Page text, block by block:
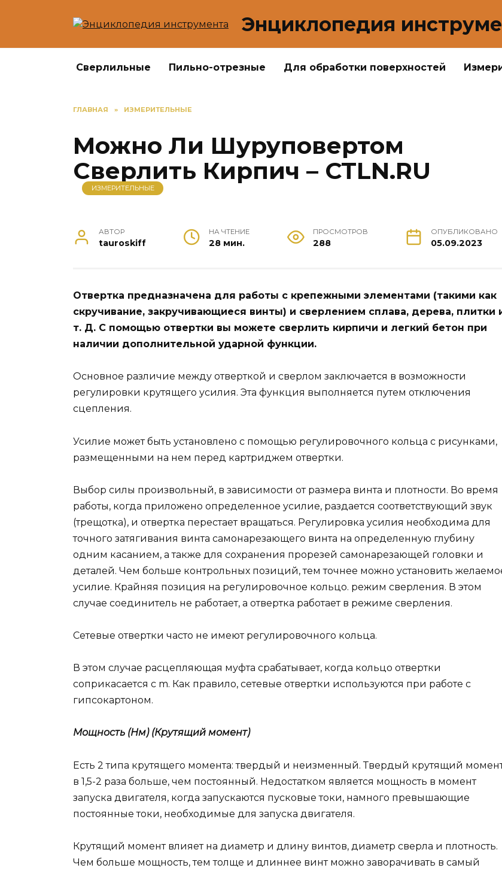
Энциклопедия
Сверлильные Пильно-отрезные Для обработки поверхностей
ГЛАВНАЯ » ИЗМЕРИТЕЛЬНЫЕ
Можно Ли Шуруповертом
Сверлить Кирпич – CTLN.RU
ИЗМЕРИТЕЛЬНЫЕ
АВТОР
tauroskiff
НА ЧТЕНИЕ
28 мин.
ПРОСМОТРОВ
288
ОПУБЛИКОВАНО
05.09.2023
Отвертка предназначена для работы с крепежными элементами (такими как
скручивание, закручивающиеся винты) и сверлением сплава, дерева, плитки
т. Д. С помощью отвертки вы можете сверлить кирпичи и легкий бетон при
наличии дополнительной ударной функции.
Основное различие между отверткой и сверлом заключается в возможности
регулировки крутящего усилия. Эта функция выполняется путем отключения
сцепления.
Усилие может быть установлено с помощью регулировочного кольца с рисунками,
размещенными на нем перед картриджем отвертки.
Выбор силы произвольный, в зависимости от размера винта и плотности. Во время
работы, когда приложено определенное усилие, раздается соответствующий звук
(трещотка), и отвертка перестает вращаться. Регулировка усилия необходима для
точного затягивания винта самонарезающего винта на определенную глубину
одним касанием, а также для сохранения прорезей самонарезающей головки и
деталей. Чем больше контрольных позиций, тем точнее можно установить
усилие. Крайняя позиция на регулировочное кольцо. режим сверления. В этом
случае соединитель не работает, а отвертка работает в режиме сверления.
Сетевые отвертки часто не имеют регулировочного кольца.
В этом случае расцепляющая муфта срабатывает, когда кольцо отвертки
соприкасается с m. Как правило, сетевые отвертки используются при работе с
гипсокартоном.
Мощность (Нм) (Крутящий момент)
Есть 2 типа крутящего момента: твердый и неизменный. Твердый крутящий
в 1,5-2 раза больше, чем постоянный. Недостатком является мощность в момент
запуска двигателя, когда запускаются пусковые токи, намного превышающие
постоянные токи, необходимые для запуска двигателя.
Крутящий момент влияет на диаметр и длину винтов, диаметр сверла и плотность.
Чем больше мощность, тем толще и длиннее винт можно заворачивать в самый